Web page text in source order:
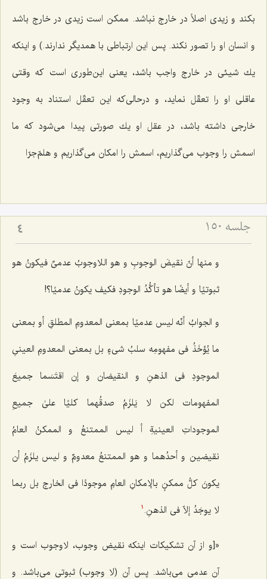
بكند و زیدى اصلاً در خارج نباشد. ممكن است زیدى در خارج باشد
و انسان او را تصور نكند. پس این ارتباطى با همدیگر ندارند.) و اینكه
یك شیئی در خارج واجب باشد، یعنى این‌طورى است كه وقتى
عاقلى او را تعقّل نماید، و درحالى‌كه این تعقّل استناد به وجود
خارجى داشته باشد، در عقل او یك صورتى پیدا مى‌شود كه ما
اسمش را وجوب مى‌گذاریم، اسمش را امكان مى‌گذاریم و هلمّ‌جرّا
جلسه ۱۵۰ 4
و منها أنّ نقیضَ الوجوبِ و هو اللاوجوبُ عدمیٌ فیكونُ هو
ثبوتیًا و أیضًا هو تأكُّدُ الوجودِ فكیف یكونُ عدمیًا؟!
و الجوابُ أنّه لیس عدمیًا بمعنى المعدومِ المطلقِ أو بمعنى
ما یُؤخَذُ فی مفهومِه سلبُ شی‌ءٍ بل بمعنى المعدومِ العینیِ
الموجودِ فی الذهنِ و النقیضان‌ و إن اقتَسَما جمیعَ
المفهومات لكن لا یَلزَمُ صدقُهما كلیًا علىٰ جمیعِ
الموجوداتِ العینیةِ أ لیس الممتنعُ و الممكنُ العامُ
نقیضین و أحدُهما و هو الممتنعُ معدومٌ و لیس یلزَمُ أن
یكونَ كلُّ ممكنٍ بالإمكانِ العامِ موجودًا فی الخارج بل ربما
لا یوجَدُ إلاّ فی الذهنِ. 1
«[و از آن تشکیکات اینکه نقیض وجوب، لاوجوب است و
آن عدمی‌ می‌باشد. پس آن (لا وجوب) ثبوتی می‌باشد. و